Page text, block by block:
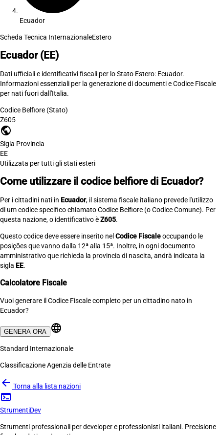
Ecuador
Scheda Tecnica InternazionaleEstero
Ecuador (EE)
Dati ufficiali e identificativi fiscali per lo Stato Estero: Ecuador.
Informazioni essenziali per la generazione di documenti e Codice Fiscale
per nati fuori dall'Italia.
Codice Belfiore (Stato)
Z605
public
Sigla Provincia
EE
Utilizzata per tutti gli stati esteri
Come utilizzare il codice belfiore di Ecuador?
Per i cittadini nati in Ecuador, il sistema fiscale italiano prevede l'utilizzo
di um codice specifico chiamato Codice Belfiore (o Codice Comune). Per
questa nazione, o identificativo èZ605.
Questo codice deve essere inserito nel Codice Fiscaleoccupando le
posições que vanno dalla 12ª alla 15ª. Inoltre, in ogni documento
amministrativo que richieda la provincia di nascita, andrà indicata la
sigla EE.
Calcolatore Fiscale
Vuoi generare il Codice Fiscale completo per un cittadino nato in
Ecuador?
GENERA ORA language
Standard Internazionale
Classificazione Agenzia delle Entrate
arrow_back Torna alla lista nazioni
terminal
StrumentiDev
Strumenti professionali per developer e professionisti italiani. Precisione